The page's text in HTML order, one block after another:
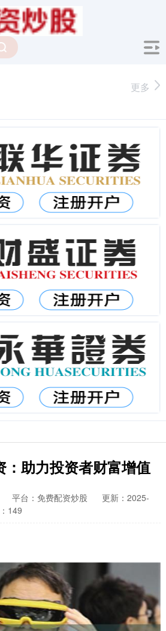
更多
：助力投资者财富增值
平台：免费配资炒股
更新：2025-
149